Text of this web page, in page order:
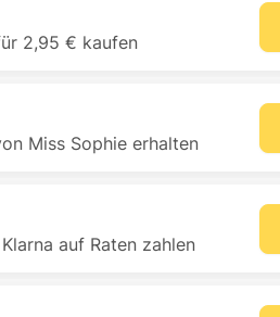
2,95 € kaufen
Miss Sophie erhalten
auf Raten zahlen